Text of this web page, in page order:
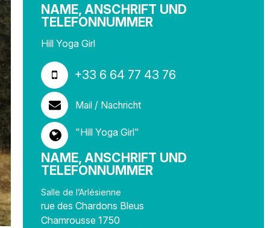
NAME, ANSCHRIFT UND
TELEFONNUMMER
Hill Yoga Girl
+33 6 64 77 43 76
Mail / Nachricht
"Hill Yoga Girl"
NAME, ANSCHRIFT UND
TELEFONNUMMER
Salle de l’Arlésienne
rue des Chardons Bleus
Chamrousse 1750